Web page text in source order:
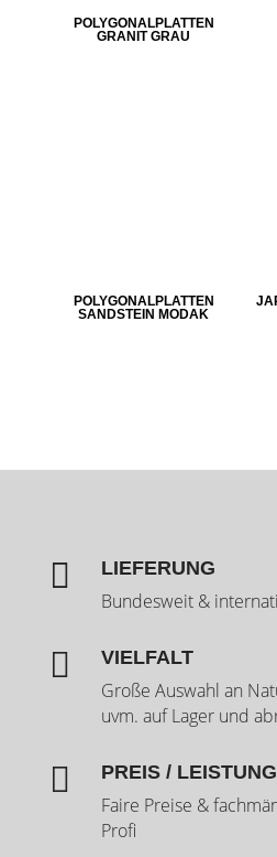
POLYGONALPLATTEN
GRANIT GRAU
POLYGONALPLATTEN
SANDSTEIN MODAK
 LIEFERUNG
Bundesweit &
 VIELFALT
Große Auswahl an
uvm. auf Lager und
 PREIS / LEISTUNG
Faire Preise &
Profi